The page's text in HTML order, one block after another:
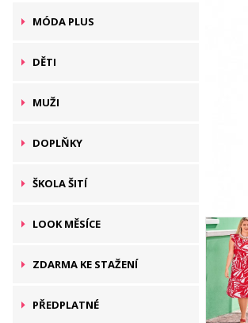
MÓDA PLUS
DĚTI
MUŽI
DOPLŇKY
ŠKOLA ŠITÍ
LOOK MĚSÍCE
ZDARMA KE STAŽENÍ
PŘEDPLATNÉ